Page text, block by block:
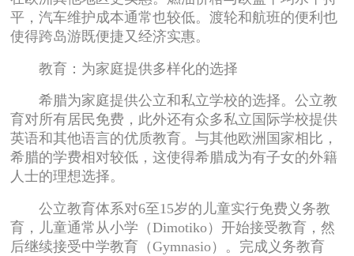
平，汽车维护成本通常也较低。渡轮和航班的便利也
使得跨岛游既便捷又经济实惠。
教育：为家庭提供多样化的选择
希腊为家庭提供公立和私立学校的选择。公立教
育对所有居民免费，此外还有众多私立国际学校提供
英语和其他语言的优质教育。与其他欧洲国家相比，
希腊的学费相对较低，这使得希腊成为有子女的外籍
人士的理想选择。
公立教育体系对6至15岁的儿童实行免费义务教
育，儿童通常从小学（Dimotiko）开始接受教育，然
后继续接受中学教育（Gymnasio）。完成义务教育